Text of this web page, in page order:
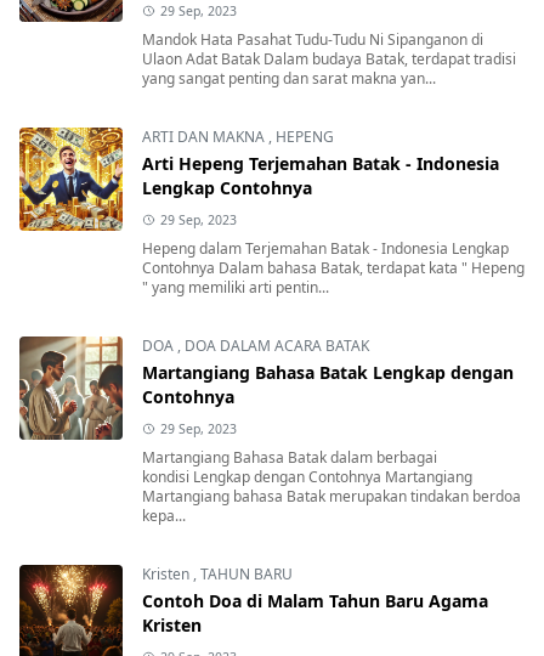
29 Sep, 2023
Mandok Hata Pasahat Tudu-Tudu Ni Sipanganon di
Ulaon Adat Batak Dalam budaya Batak, terdapat tradisi
yang sangat penting dan sarat makna yan...
ARTI DAN MAKNA , HEPENG
Arti Hepeng Terjemahan Batak - Indonesia
Lengkap Contohnya
29 Sep, 2023
Hepeng dalam Terjemahan Batak - Indonesia Lengkap
Contohnya Dalam bahasa Batak, terdapat kata " Hepeng
" yang memiliki arti pentin...
DOA , DOA DALAM ACARA BATAK
Martangiang Bahasa Batak Lengkap dengan
Contohnya
29 Sep, 2023
Martangiang Bahasa Batak dalam berbagai
kondisi Lengkap dengan Contohnya Martangiang
Martangiang bahasa Batak merupakan tindakan berdoa
kepa...
Kristen ,TAHUN BARU
Contoh Doa di Malam Tahun Baru Agama
Kristen